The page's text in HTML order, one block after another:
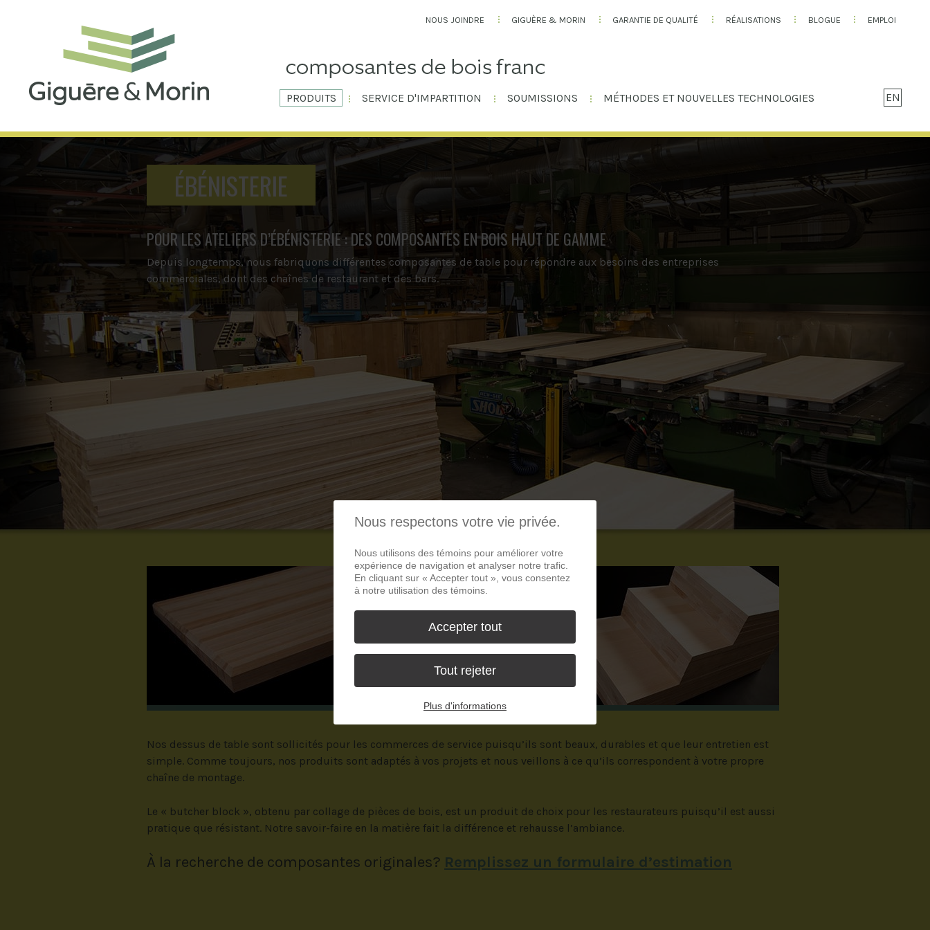
NOUS JOINDRE GIGUÈRE & MORIN GARANTIE DE QUALITÉ RÉALISATIONS BLOGUE EMPLOI
EN
PRODUITS SERVICE D'IMPARTITION SOUMISSIONS MÉTHODES ET NOUVELLES TECHNOLOGIES
ÉBÉNISTERIE
POUR LES ATELIERS D’ÉBÉNISTERIE : DES COMPOSANTES EN BOIS HAUT DE GAMME
Depuis longtemps, nous fabriquons différentes composantes de table pour répondre aux besoins des entreprises
commerciales, dont des chaînes de restaurant et des bars.
Nos dessus de table sont sollicités pour les commerces de service puisqu’ils sont beaux, durables et que leur entretien est
simple. Comme toujours, nos produits sont adaptés à vos projets et nous veillons à ce qu’ils correspondent à votre propre
chaîne de montage.
Le « butcher block », obtenu par collage de pièces de bois, est un produit de choix pour les restaurateurs puisqu’il est aussi
pratique que résistant. Notre savoir-faire en la matière fait la différence et rehausse l’ambiance.
À la recherche de composantes originales? Remplissez un formulaire d’estimation
Nous respectons votre vie privée.
Nous utilisons des témoins pour améliorer votre
expérience de navigation et analyser notre trafic.
En cliquant sur « Accepter tout », vous consentez
à notre utilisation des témoins.
Accepter tout
Tout rejeter
Plus d'informations